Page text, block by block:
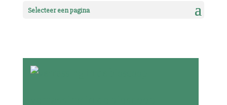
Selecteer een pagina